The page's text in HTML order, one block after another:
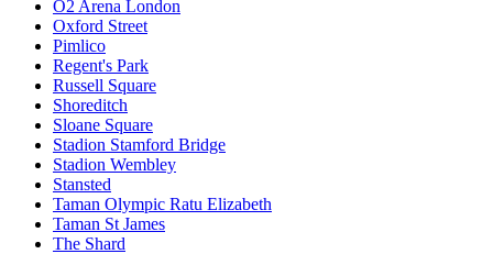
O2 Arena London
Oxford Street
Pimlico
Regent's Park
Russell Square
Shoreditch
Sloane Square
Stadion Stamford Bridge
Stadion Wembley
Stansted
Taman Olympic Ratu Elizabeth
Taman St James
The Shard